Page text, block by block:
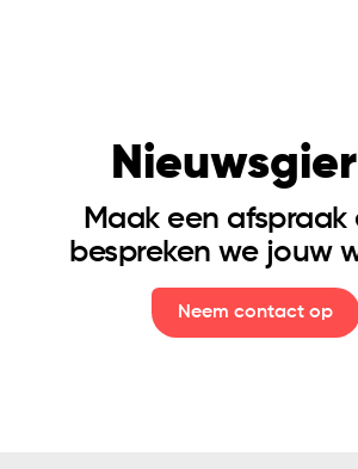
Tales of Culture
Maak een afspraak
bespreken we jouw
Neem contact op